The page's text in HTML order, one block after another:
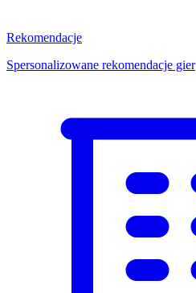
Rekomendacje
Spersonalizowane rekomendacje gier